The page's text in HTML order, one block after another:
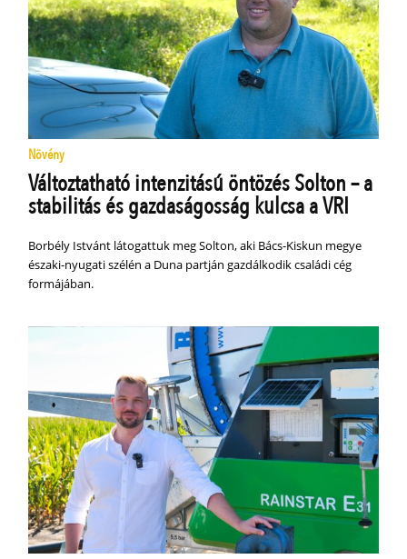
Növény
Változtatható intenzitású öntözés Solton – a
stabilitás és gazdaságosság kulcsa a VRI
Borbély Istvánt látogattuk meg Solton, aki Bács-Kiskun megye
északi-nyugati szélén a Duna partján gazdálkodik családi cég
formájában.